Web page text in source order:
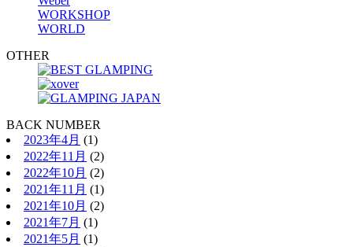
WORKSHOP
WORLD
OTHER
BACK NUMBER
2023年4月 (1)
2022年11月 (2)
2022年10月 (2)
2021年11月 (1)
2021年10月 (2)
2021年7月 (1)
2021年5月 (1)